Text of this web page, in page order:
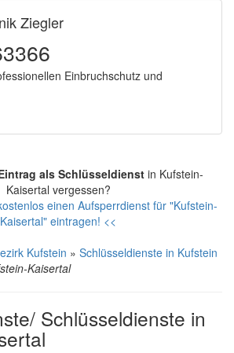
Ziegler
Einbruchschutz und
als Schlüsseldienstin Kufstein-
Kaisertal vergessen?
einen Aufsperrdienst für "Kufstein-
Kaisertal" eintragen! <<
Kufstein » Schlüsseldienste in Kufstein
Kaisertal
Schlüsseldienste in